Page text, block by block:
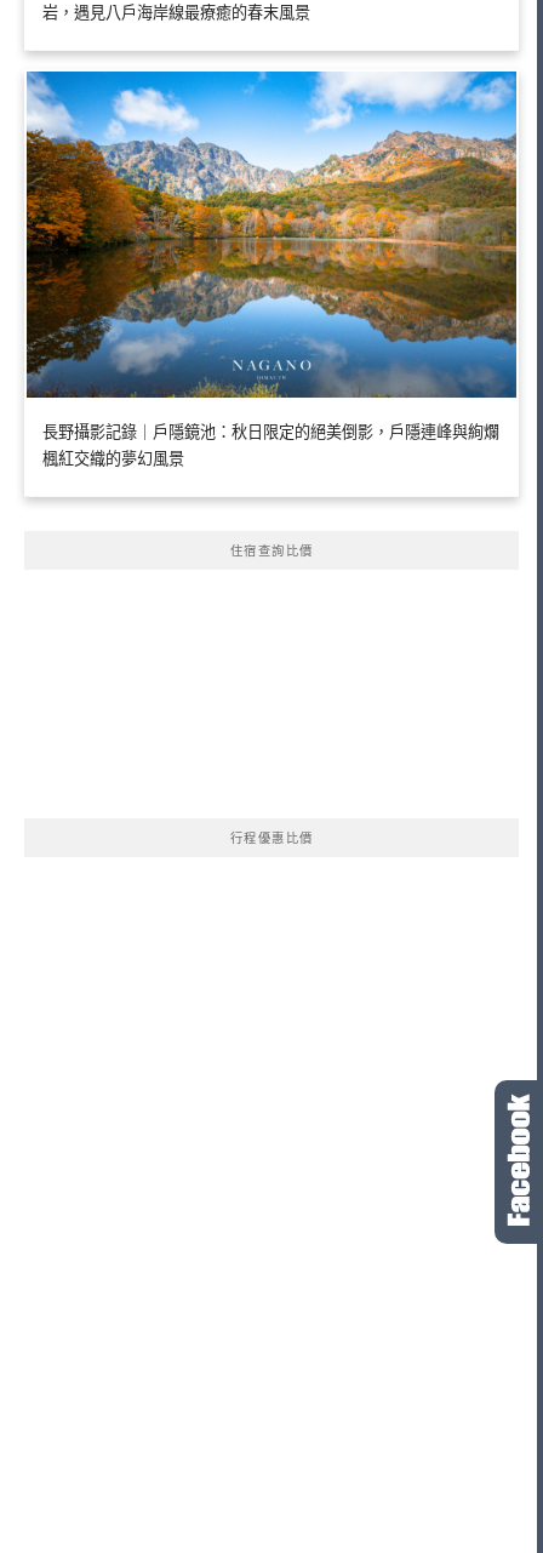
岩，遇見八戶海岸線最療癒的春末風景
長野攝影記錄｜戶隱鏡池：秋日限定的絕美倒影，戶隱連峰與絢爛
楓紅交織的夢幻風景
住宿查詢比價
行程優惠比價